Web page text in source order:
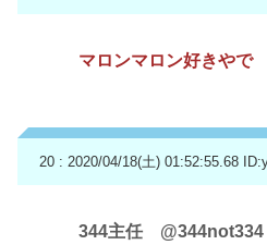
マロンマロン好きやで
20 : 2020/04/18(土) 01:52:55.68
344主任 @344not334